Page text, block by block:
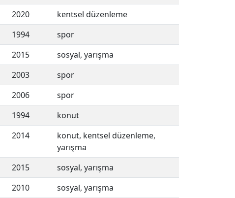
2020
kentsel düzenleme
1994
spor
2015
sosyal, yarışma
2003
spor
2006
spor
1994
konut
2014
konut, kentsel düzenleme,
yarışma
2015
sosyal, yarışma
2010
sosyal, yarışma